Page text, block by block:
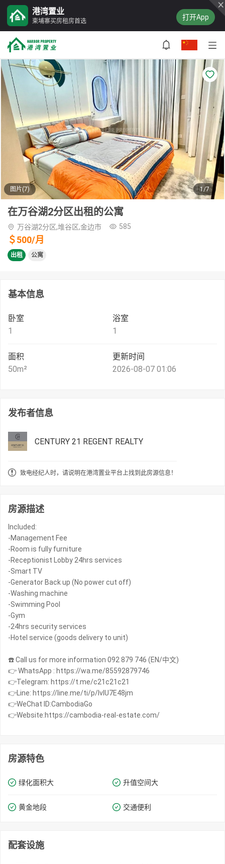
港湾置业
柬埔寨买房租房首选 打开App
图片(7) 1/7
在万谷湖2分区出租的公寓
万谷湖2分区,堆谷区,金边市 585
＄500/月
出租 公寓
基本信息
卧室
1
浴室
1
面积
50m²
更新时间
2026-08-07 01:06
发布者信息
CENTURY 21 REGENT REALTY
致电经纪人时，请说明在港湾置业平台上找到此房源信息！
房源描述
Included:
-Management Fee
-Room is fully furniture
-Receptionist Lobby 24hrs services
-Smart TV
-Generator Back up (No power cut off)
-Washing machine
-Swimming Pool
-Gym
-24hrs security services
-Hotel service (goods delivery to unit)
☎️ Call us for more information 092 879 746 (EN/中文)
👉 WhatsApp : https://wa.me/85592879746
👉Telegram: https://t.me/c21c21c21
👉Line: https://line.me/ti/p/IvIU7E48jm
👉WeChat ID:CambodiaGo
👉Website:https://cambodia-real-estate.com/
房源特色
绿化面积大 升值空间大
黄金地段 交通便利
配套设施